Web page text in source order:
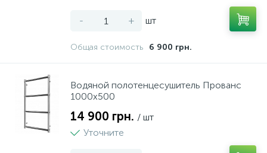
- + шт
Общая стоимость 6 900 грн.
Водяной полотенцесушитель Прованс
1000х500
14 900 грн. / шт
Уточните